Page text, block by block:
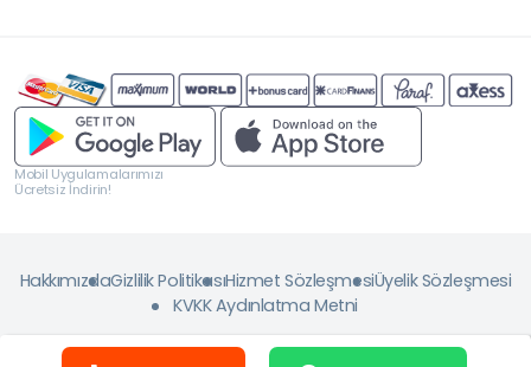
Mobil Uygulamalarımızı
Ücretsiz İndirin!
HakkımızdaGizlilik PolitikasıHizmet SözleşmesiÜyelik Sözleşmesi
KVKK Aydınlatma Metni